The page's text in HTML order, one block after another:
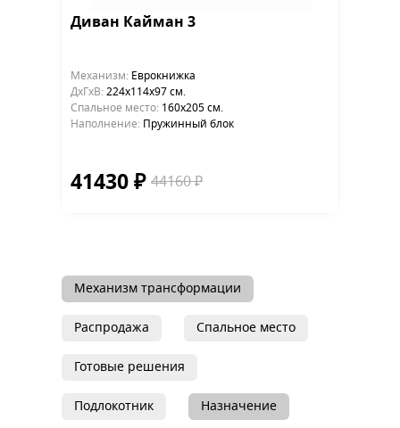
Диван Кайман 3
Механизм: Еврокнижка
ДхГхВ: 224х114x97 см.
Cпальное место: 160х205 см.
Наполнение: Пружинный блок
41430 ₽ 44160 ₽
Механизм трансформации
Распродажа Спальное место
Готовые решения
Подлокотник Назначение